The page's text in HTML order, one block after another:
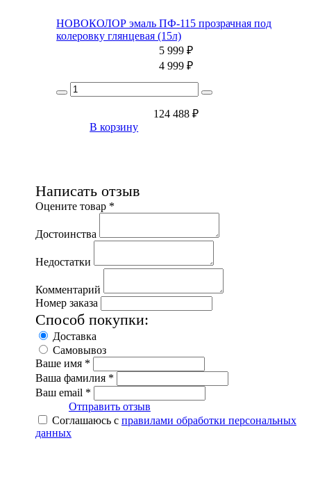
НОВОКОЛОР эмаль ПФ-115 прозрачная под
колеровку глянцевая (15л)
5 999 ₽
4 999 ₽
124 488 ₽
В корзину
Написать отзыв
Оцените товар *
Достоинства
Недостатки
Комментарий
Номер заказа
Способ покупки:
Доставка
Самовывоз
Ваше имя *
Ваша фамилия *
Ваш email *
Отправить отзыв
Соглашаюсь с правилами обработки персональных
данных